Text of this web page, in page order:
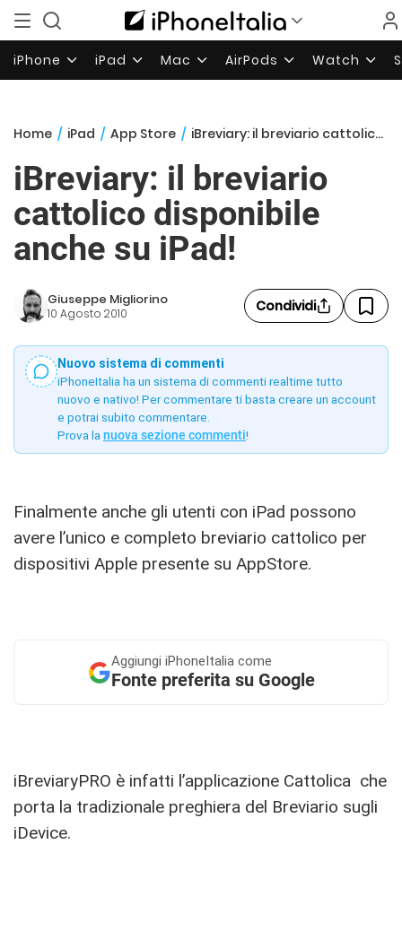
iPhone iPad Mac AirPods Watch
Home / iPad / App Store / iBreviary: il breviario cattolico disponibile anche su iPad!
iBreviary: il breviario
cattolico disponibile
anche su iPad!
Giuseppe Migliorino
10 Agosto 2010 Condividi
Nuovo sistema di commenti
iPhoneItalia ha un sistema di commenti realtime tutto
nuovo e nativo! Per commentare ti basta creare un account
e potrai subito commentare.
Prova la nuova sezione commenti!
Finalmente anche gli utenti con iPad possono
avere l’unico e completo breviario cattolico per
dispositivi Apple presente su AppStore.
Aggiungi iPhoneItalia come
Fonte preferita su Google
iBreviaryPRO è infatti l’applicazione Cattolica che
porta la tradizionale preghiera del Breviario sugli
iDevice.